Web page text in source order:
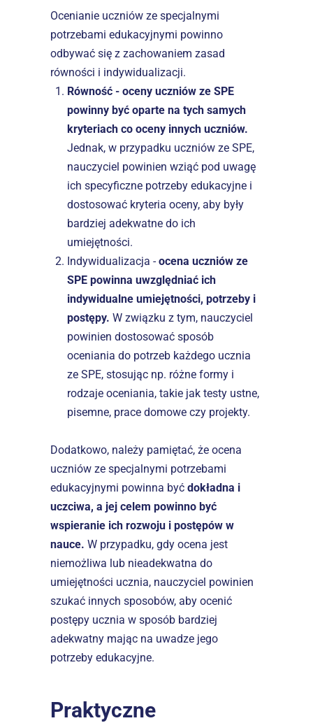
Ocenianie uczniów ze specjalnymi
potrzebami edukacyjnymi powinno
odbywać się z zachowaniem zasad
równości i indywidualizacji.
Równość - oceny uczniów ze SPE
powinny być oparte na tych samych
kryteriach co oceny innych uczniów.
Jednak, w przypadku uczniów ze SPE,
nauczyciel powinien wziąć pod uwagę
ich specyficzne potrzeby edukacyjne i
dostosować kryteria oceny, aby były
bardziej adekwatne do ich
umiejętności.
Indywidualizacja - ocena uczniów ze
SPE powinna uwzględniać ich
indywidualne umiejętności, potrzeby i
postępy. W związku z tym, nauczyciel
powinien dostosować sposób
oceniania do potrzeb każdego ucznia
ze SPE, stosując np. różne formy i
rodzaje oceniania, takie jak testy ustne,
pisemne, prace domowe czy projekty.
Dodatkowo, należy pamiętać, że ocena
uczniów ze specjalnymi potrzebami
edukacyjnymi powinna być dokładna i
uczciwa, a jej celem powinno być
wspieranie ich rozwoju i postępów w
nauce. W przypadku, gdy ocena jest
niemożliwa lub nieadekwatna do
umiejętności ucznia, nauczyciel powinien
szukać innych sposobów, aby ocenić
postępy ucznia w sposób bardziej
adekwatny mając na uwadze jego
potrzeby edukacyjne.
Praktyczne